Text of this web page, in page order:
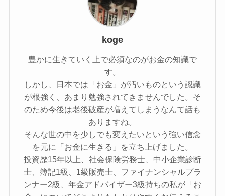
koge
豊かに生きていく上で必須なのがお金の知識で
す。
しかし、日本では「お金」が汚いものという認識
が根強く、あまり勉強されてきませんでした。そ
のため今後は老後破産が増えてしまうなんて話も
ありますね。
そんな世の中を少しでも変えたいという強い信念
を元に「お金に生きる」を立ち上げました。
投資歴15年以上、社会保険労務士、中小企業診断
士、簿記1級、1級販売士、ファイナンシャルプラ
ンナー2級、年金アドバイザー3級持ちの私が「お